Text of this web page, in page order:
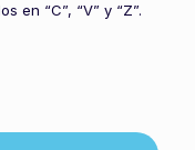
en “C”, “V” y “Z”.